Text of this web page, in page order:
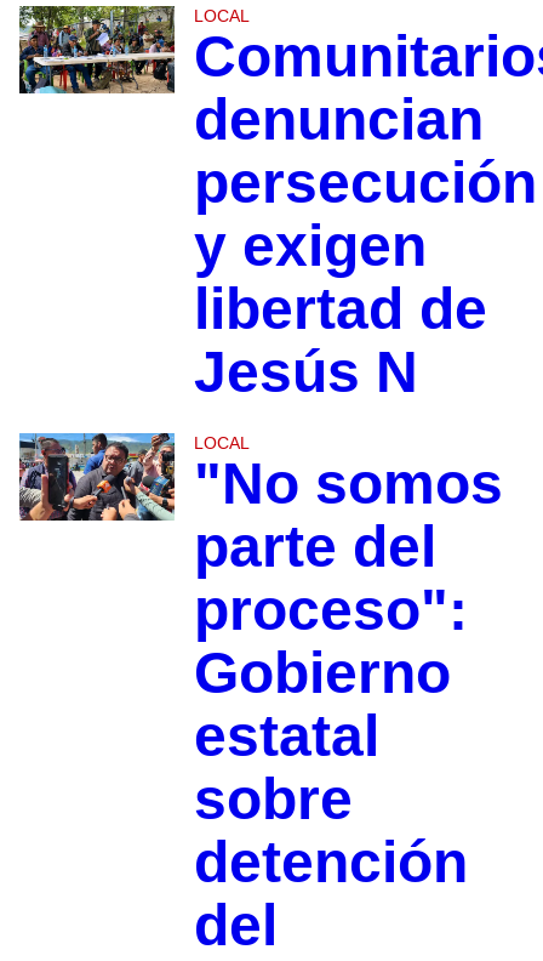
LOCAL
denuncian
persecución
y exigen
libertad de
Jesús N
LOCAL
"No somos
parte del
proceso":
Gobierno
estatal
sobre
detención
del